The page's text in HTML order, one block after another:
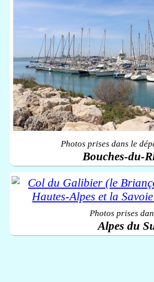
Photos prises dans le
Bouches-du-
Photos prises
Alpes du